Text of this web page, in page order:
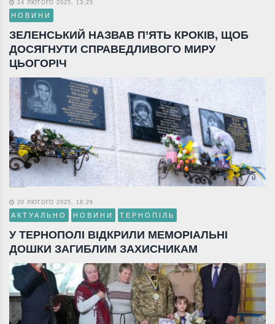
24 ЛЮТОГО 2025, 13:25
НОВИНИ
ЗЕЛЕНСЬКИЙ НАЗВАВ П’ЯТЬ КРОКІВ, ЩОБ
ДОСЯГНУТИ СПРАВЕДЛИВОГО МИРУ
ЦЬОГОРІЧ
20 ЛЮТОГО 2025, 18:26
АКТУАЛЬНО НОВИНИ ТЕРНОПІЛЬ
У ТЕРНОПОЛІ ВІДКРИЛИ МЕМОРІАЛЬНІ
ДОШКИ ЗАГИБЛИМ ЗАХИСНИКАМ